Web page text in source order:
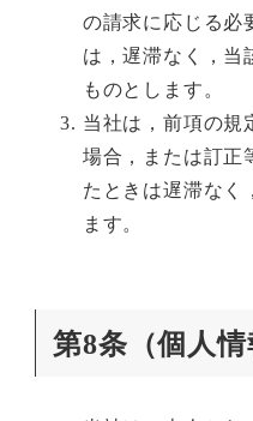
の請求に応じる必
は，遅滞なく，当
ものとします。
当社は，前項の規
場合，または訂正
たときは遅滞なく
ます。
第8条（個人情